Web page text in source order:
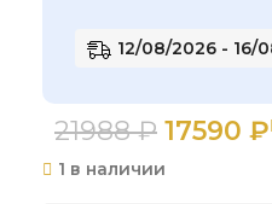
12/08/2026 - 16/
21988₽ 17590 ₽
1 в наличии